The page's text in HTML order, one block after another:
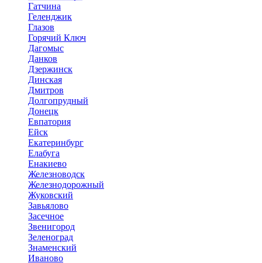
Гатчина
Геленджик
Глазов
Горячий Ключ
Дагомыс
Данков
Дзержинск
Динская
Дмитров
Долгопрудный
Донецк
Евпатория
Ейск
Екатеринбург
Елабуга
Енакиево
Железноводск
Железнодорожный
Жуковский
Завьялово
Засечное
Звенигород
Зеленоград
Знаменский
Иваново